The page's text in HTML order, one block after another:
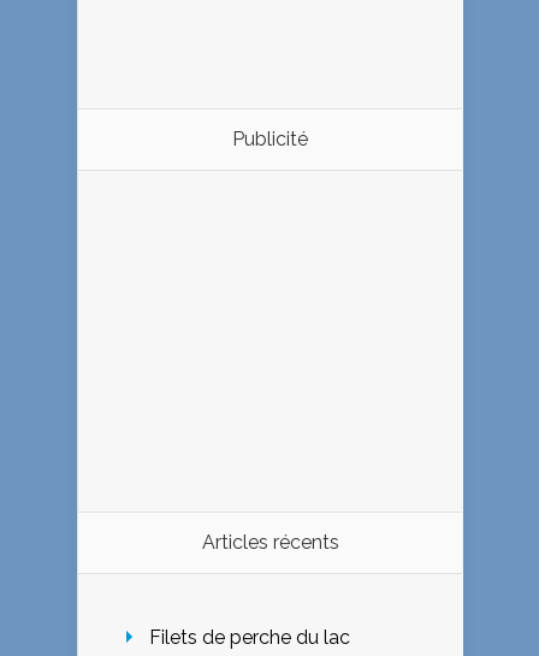
Publicité
Articles récents
Filets de perche du lac